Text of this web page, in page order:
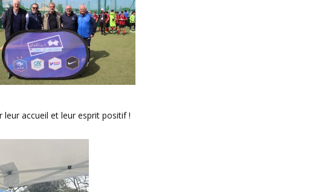
leur accueil et leur esprit positif !